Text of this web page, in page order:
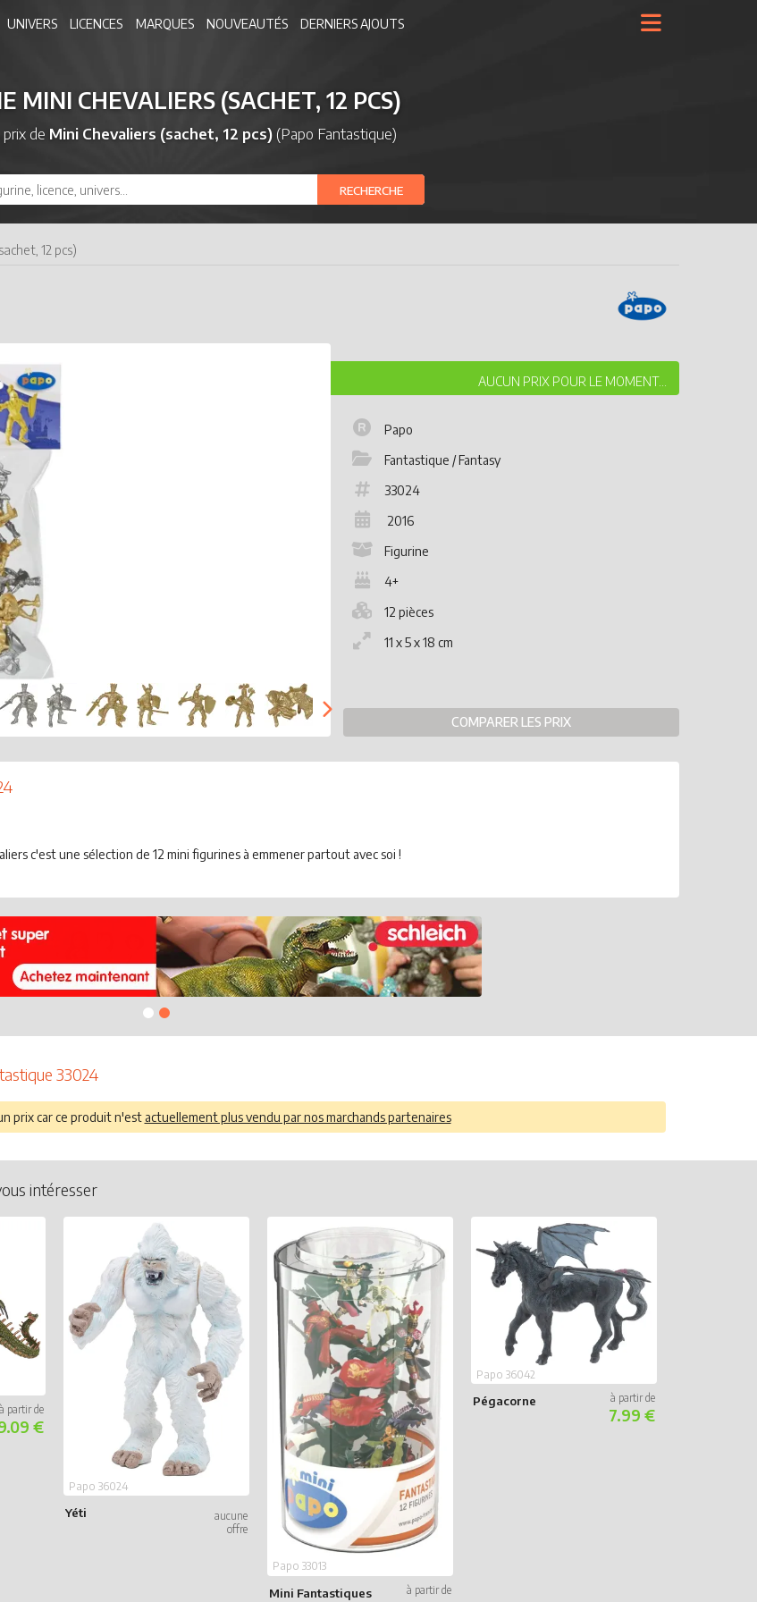
UNIVERS LICENCES MARQUES NOUVEAUTÉS DERNIERS AJOUTS
MINI CHEVALIERS (SACHET, 12 PCS)
prix de Mini Chevaliers (sachet, 12 pcs) (Papo Fantastique)
RECHERCHE
12 pcs)
Papo
Fantastique / Fantasy
33024
2016
Figurine
4+
12 pièces
11 x 5 x 18 cm
COMPARER LES PRIX
c'est une sélection de 12 mini figurines à emmener partout avec soi !
33024
prix car ce produit n'est actuellement plus vendu par nos marchands partenaires
intéresser
€
Yéti
Papo 36024
Mini Fantastiques
Papo 33013
Pégacorne
Papo 36042
7.99 €